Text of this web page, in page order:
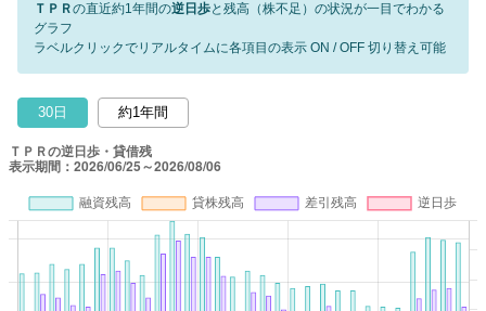
ＴＰＲの直近約1年間の逆日歩と残高（株不足）の状況が一目でわかる
グラフ
ラベルクリックでリアルタイムに各項目の表示 ON / OFF 切り替え可能
30日 約1年間